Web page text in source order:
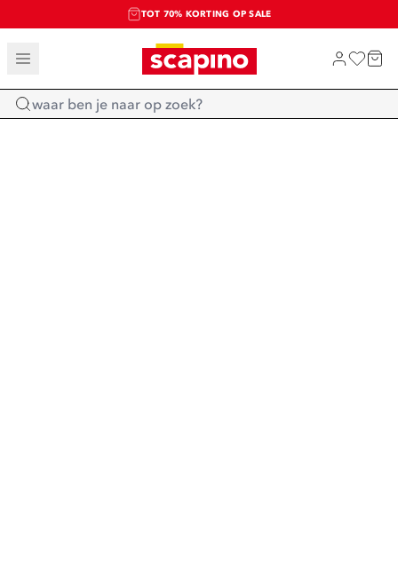
TOT 70% KORTING OP SALE
SALE: LAATSTE KANS!
SHOP NIEUW
Home